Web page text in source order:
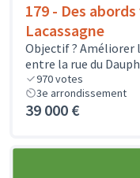
179 - Des
Lacassagne
Objectif ? Améliorer
entre la rue du
970votes
3e arrondissement
39 000 €